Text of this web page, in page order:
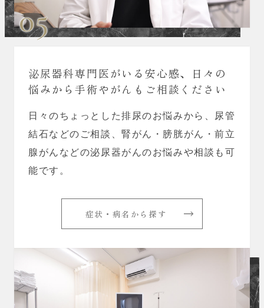
05
泌尿器科専門医がいる安心感、日々の
悩みから手術やがんもご相談ください
日々のちょっとした排尿のお悩みから、尿管
結石などのご相談、腎がん・膀胱がん・前立
腺がんなどの泌尿器がんのお悩みや相談も可
能です。
症状・病名から探す